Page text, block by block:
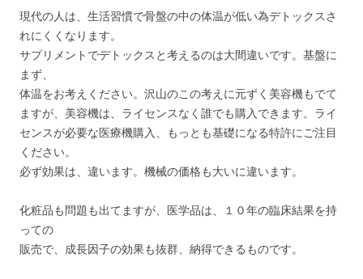
現代の人は、生活習慣で骨盤の中の体温が低い為デトックスさ
れにくくなります。
サプリメントでデトックスと考えるのは大間違いです。基盤に
まず、
体温をお考えください。沢山のこの考えに元ずく美容機もでて
ますが、美容機は、ライセンスなく誰でも購入できます。ライ
センスが必要な医療機購入、もっとも基礎になる特許にご注目
ください。
必ず効果は、違います。機械の価格も大いに違います。
化粧品も問題も出てますが、医学品は、１０年の臨床結果を持
っての
販売で、成長因子の効果も抜群、納得できるものです。